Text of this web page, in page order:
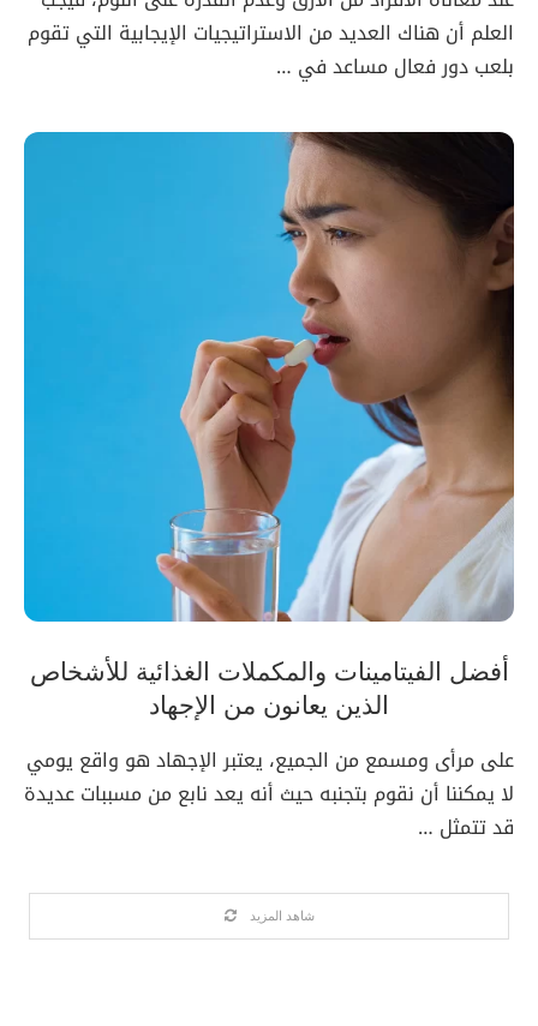
العلم أن هناك العديد من الاستراتيجيات الإيجابية التي تقوم
بلعب دور فعال مساعد في …
أفضل الفيتامينات والمكملات الغذائية للأشخاص
الذين يعانون من الإجهاد
على مرأى ومسمع من الجميع، يعتبر الإجهاد هو واقع يومي
لا يمكننا أن نقوم بتجنبه حيث أنه يعد نابع من مسببات عديدة
قد تتمثل …
شاهد المزيد